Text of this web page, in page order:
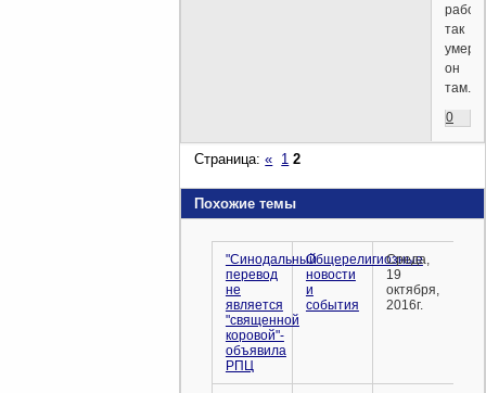
так
умер
он
там.
0
Страница:« 1 2
Похожие темы
"Синодальный
перевод
не
является
"священной
коровой"-
объявила
РПЦ
Общерелигиозные
новости
и
события
Среда,
19
октября,
2016г.